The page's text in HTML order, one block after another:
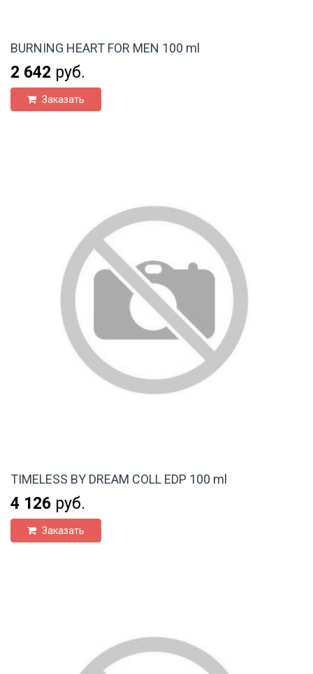
BURNING HEART FOR MEN 100 ml
2 642 руб.
Заказать
TIMELESS BY DREAM COLL EDP 100 ml
4 126 руб.
Заказать